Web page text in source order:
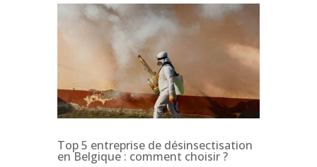
Top 5 entreprise de désinsectisation
en Belgique : comment choisir ?